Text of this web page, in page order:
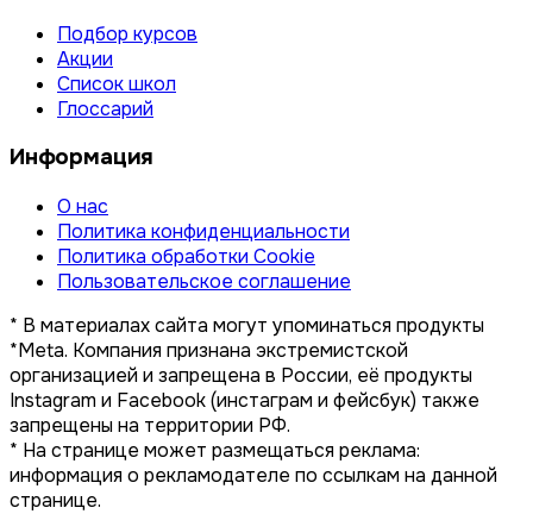
Подбор курсов
Акции
Список школ
Глоссарий
Информация
О нас
Политика конфиденциальности
Политика обработки Cookie
Пользовательское соглашение
* В материалах сайта могут упоминаться продукты
*Meta. Компания признана экстремистской
организацией и запрещена в России, её продукты
Instagram и Facebook (инстаграм и фейсбук) также
запрещены на территории РФ.
* На странице может размещаться реклама:
информация о рекламодателе по ссылкам на данной
странице.